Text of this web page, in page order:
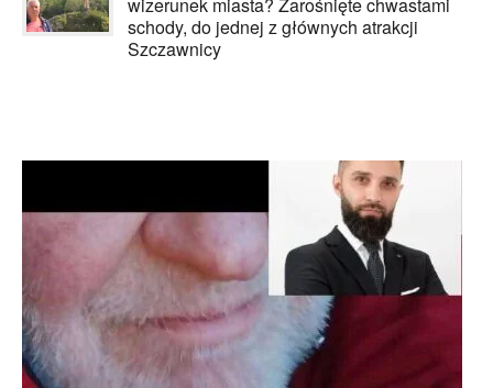
wizerunek miasta? Zarośnięte chwastami
schody, do jednej z głównych atrakcji
Szczawnicy